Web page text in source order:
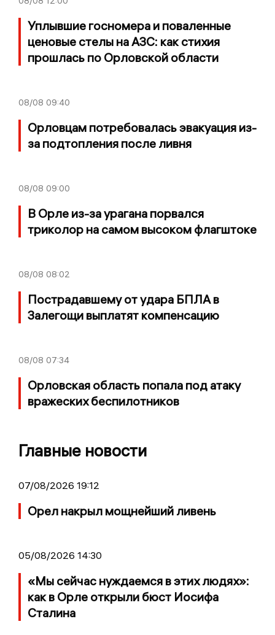
Уплывшие госномера и поваленные
ценовые стелы на АЗС: как стихия
прошлась по Орловской области
08/08 09:40
Орловцам потребовалась эвакуация из-
за подтопления после ливня
08/08 09:00
В Орле из-за урагана порвался
триколор на самом высоком флагштоке
08/08 08:02
Пострадавшему от удара БПЛА в
Залегощи выплатят компенсацию
08/08 07:34
Орловская область попала под атаку
вражеских беспилотников
Главные новости
07/08/2026 19:12
Орел накрыл мощнейший ливень
05/08/2026 14:30
«Мы сейчас нуждаемся в этих людях»:
как в Орле открыли бюст Иосифа
Сталина